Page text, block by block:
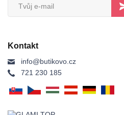
Kontakt
info@butikovo.cz
721 230 185